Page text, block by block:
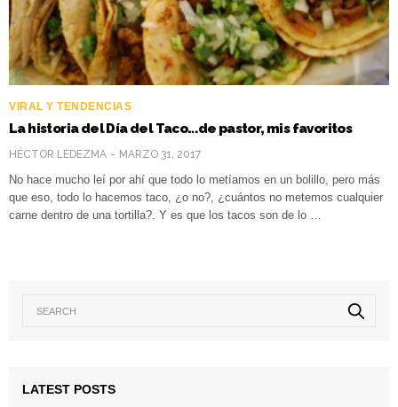
VIRAL Y TENDENCIAS
La historia del Día del Taco…de pastor, mis favoritos
HÉCTOR LEDEZMA MARZO 31, 2017
No hace mucho leí por ahí que todo lo metíamos en un bolillo, pero más
que eso, todo lo hacemos taco, ¿o no?, ¿cuántos no metemos cualquier
carne dentro de una tortilla?. Y es que los tacos son de lo …
LATEST POSTS